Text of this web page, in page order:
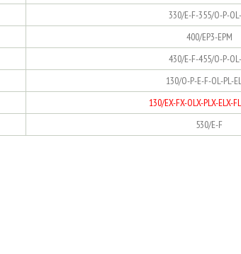
330/E-F-355/O-P-
400/EP3-EPM
430/E-F-455/O-P-
130/O-P-E-F-OL-PL-
130/EX-FX-OLX-PLX-ELX-
530/E-F